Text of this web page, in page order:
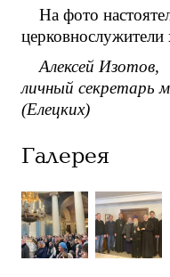
На фото
церковнослужители
Алексей Изотов,
личный секретарь
(Елецких)
Галерея